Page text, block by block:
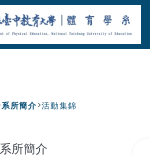
系所簡介 活動集錦
系所簡介